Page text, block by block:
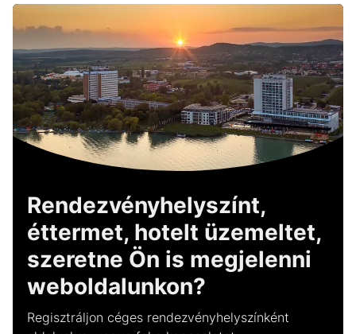
Rendezvényhelyszínt,
éttermet, hotelt üzemeltet,
szeretne Ön is megjelenni
weboldalunkon?
Regisztráljon céges rendezvényhelyszínként